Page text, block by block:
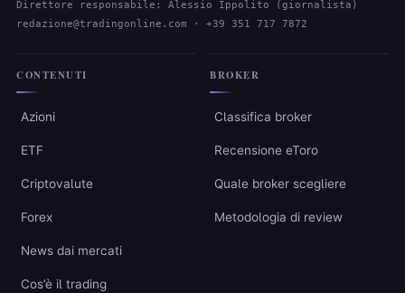
Direttore responsabile: Alessio Ippolito (giornalista)
redazione@tradingonline.com · +39 351 717 7872
CONTENUTI
Azioni
ETF
Criptovalute
Forex
News dai mercati
Cos’è il trading
BROKER
Classifica broker
Recensione eToro
Quale broker scegliere
Metodologia di review